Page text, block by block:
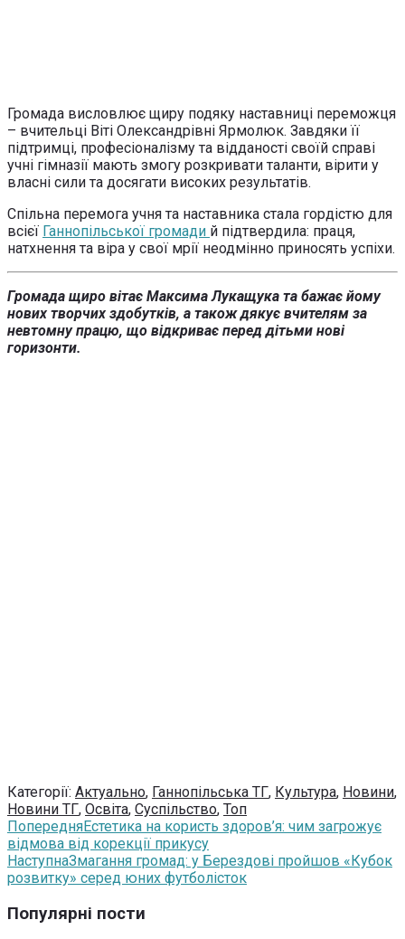
Громада висловлює щиру подяку наставниці переможця
– вчительці Віті Олександрівні Ярмолюк. Завдяки її
підтримці, професіоналізму та відданості своїй справі
учні гімназії мають змогу розкривати таланти, вірити у
власні сили та досягати високих результатів.
Спільна перемога учня та наставника стала гордістю для
всієї Ганнопільської громади й підтвердила: праця,
натхнення та віра у свої мрії неодмінно приносять успіхи.
Громада щиро вітає Максима Лукащука та бажає йому
нових творчих здобутків, а також дякує вчителям за
невтомну працю, що відкриває перед дітьми нові
горизонти.
Категорії: Актуально, Ганнопільська ТГ, Культура, Новини,
Новини ТГ, Освіта, Суспільство, Топ
ПопередняЕстетика на користь здоров’я: чим загрожує
відмова від корекції прикусу
НаступнаЗмагання громад: у Берездові пройшов «Кубок
розвитку» серед юних футболісток
Популярні пости